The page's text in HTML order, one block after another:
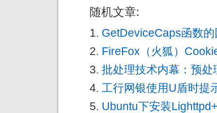
随机文章:
GetDeviceCaps函数
FireFox（火狐）
批处理技术内幕：预处
工行网银使用U盾时提
Ubuntu下安装